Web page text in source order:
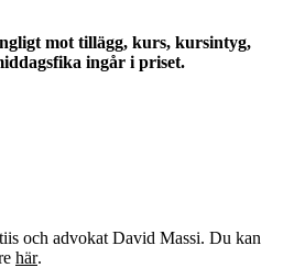
mot tillägg, kurs, kursintyg,
ingår i priset.
och advokat David Massi. Du kan
här.